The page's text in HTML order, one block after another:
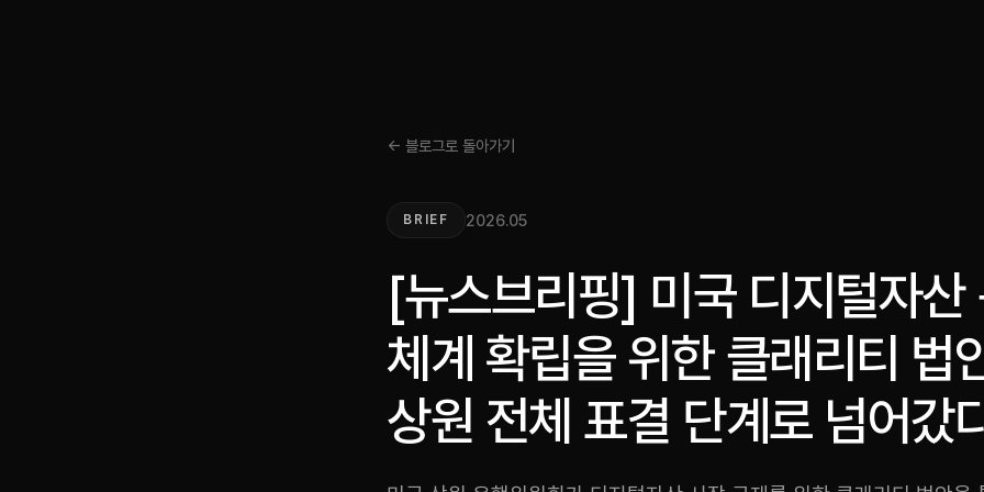
← 블로그로 돌아가기
BRIEF 2026.05
[뉴스브리핑] 미국 디지털자산
체계 확립을 위한 클래리티 법
상원 전체 표결 단계로 넘어갔